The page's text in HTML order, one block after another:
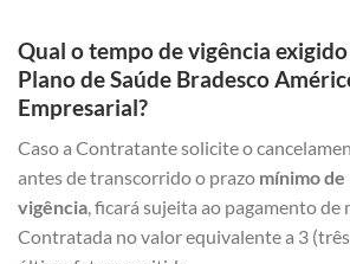
Qual o tempo de vigência
Plano de Saúde Bradesco
Empresarial?
Caso a Contratante solicite o
antes de transcorrido o prazo mínimo de
vigência, ficará sujeita ao pagamento de
Contratada no valor equivalente a 3